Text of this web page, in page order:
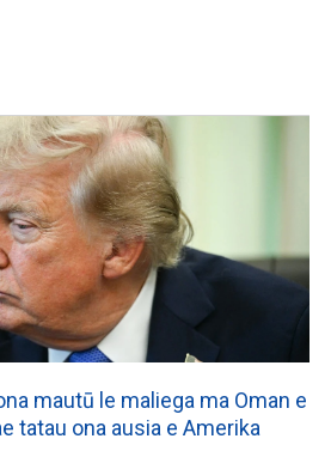
mautū le maliega ma Oman e
tatau ona ausia e Amerika